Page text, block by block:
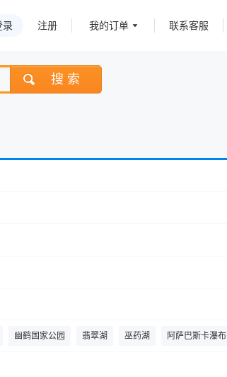
录 注册 我的订单 联系客服
搜 索
幽鹤国家公园 翡翠湖 巫药湖 阿萨巴斯卡瀑布